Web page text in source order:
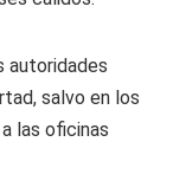
autoridades
salvo en los
las oficinas